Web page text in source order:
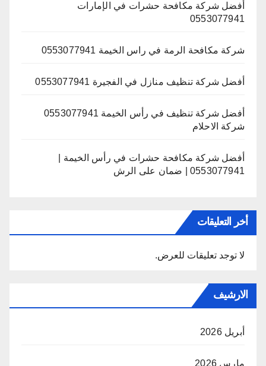
أفضل شركة مكافحة حشرات في الإمارات
0553077941
شركة مكافحة الرمة في راس الخيمة 0553077941
أفضل شركة تنظيف منازل في الفجيرة 0553077941
أفضل شركة تنظيف في رأس الخيمة 0553077941
شركة الاحلام
أفضل شركة مكافحة حشرات في رأس الخيمة |
0553077941 | ضمان على الرش
أخر التعليقات
لا توجد تعليقات للعرض.
الارشيف
أبريل 2026
مارس 2026